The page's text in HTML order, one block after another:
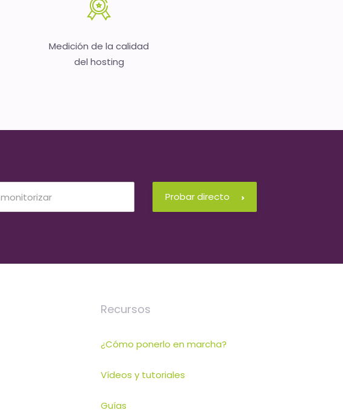
Medición de la calidad
del hosting
Probar directo
Recursos
¿Cómo ponerlo en marcha?
Vídeos y tutoriales
Guías